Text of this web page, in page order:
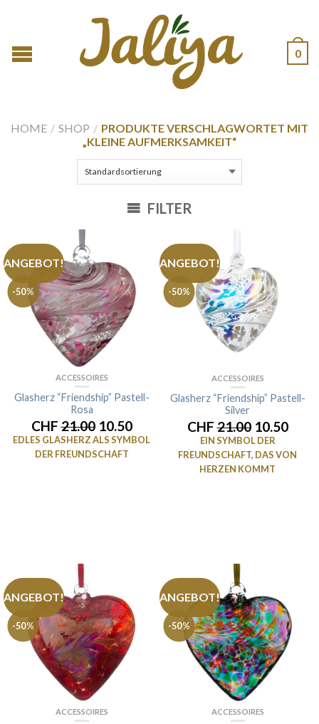
0
HOME / SHOP / PRODUKTE VERSCHLAGWORTET MIT
„KLEINE AUFMERKSAMKEIT“
FILTER
-50%
ANGEBOT!
ACCESSOIRES
Glasherz “Friendship” Pastell-
Rosa
CHF21.0010.50
EDLES GLASHERZ ALS SYMBOL
DER FREUNDSCHAFT
-50%
ANGEBOT!
ACCESSOIRES
Glasherz “Friendship” Pastell-
Silver
CHF21.0010.50
EIN SYMBOL DER
FREUNDSCHAFT, DAS VON
HERZEN KOMMT
-50%
ANGEBOT!
ACCESSOIRES
-50%
ANGEBOT!
ACCESSOIRES